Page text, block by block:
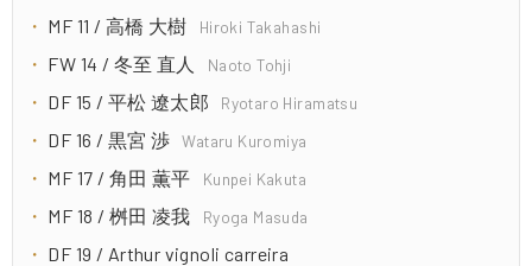
MF 11 / 高橋 大樹 Hiroki Takahashi
FW 14 / 冬至 直人 Naoto Tohji
DF 15 / 平松 遼太郎 Ryotaro Hiramatsu
DF 16 / 黒宮 渉 Wataru Kuromiya
MF 17 / 角田 薫平 Kunpei Kakuta
MF 18 / 桝田 凌我 Ryoga Masuda
DF 19 / Arthur vignoli carreira